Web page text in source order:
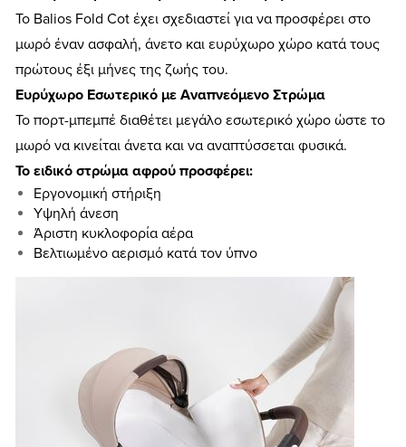
Το Balios Fold Cot έχει σχεδιαστεί για να προσφέρει στο
μωρό έναν ασφαλή, άνετο και ευρύχωρο χώρο κατά τους
πρώτους έξι μήνες της ζωής του.
Ευρύχωρο Εσωτερικό με Αναπνεόμενο Στρώμα
Το πορτ-μπεμπέ διαθέτει μεγάλο εσωτερικό χώρο ώστε το
μωρό να κινείται άνετα και να αναπτύσσεται φυσικά.
Το ειδικό στρώμα αφρού προσφέρει:
Εργονομική στήριξη
Υψηλή άνεση
Άριστη κυκλοφορία αέρα
Βελτιωμένο αερισμό κατά τον ύπνο